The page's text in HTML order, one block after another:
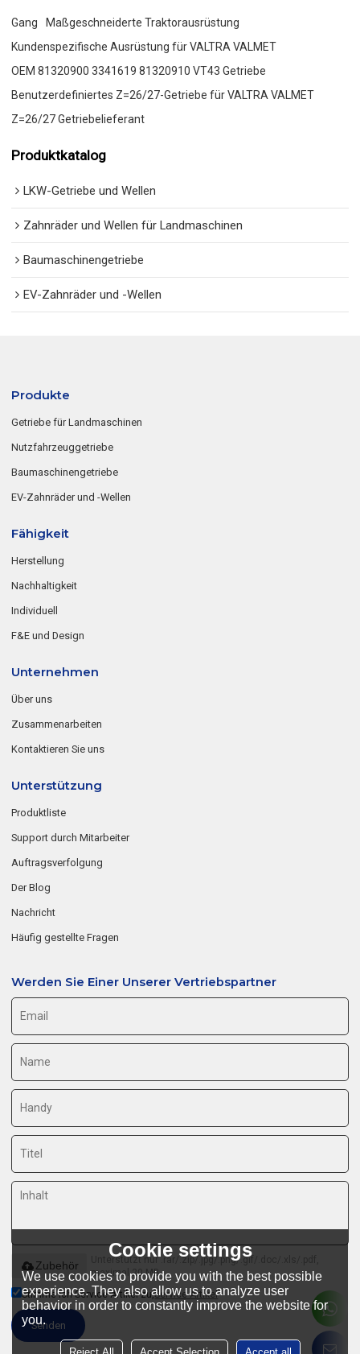
Gang
Maßgeschneiderte Traktorausrüstung
Kundenspezifische Ausrüstung für VALTRA VALMET
OEM 81320900 3341619 81320910 VT43 Getriebe
Benutzerdefiniertes Z=26/27-Getriebe für VALTRA VALMET
Z=26/27 Getriebelieferant
Produktkatalog
LKW-Getriebe und Wellen
Zahnräder und Wellen für Landmaschinen
Baumaschinengetriebe
EV-Zahnräder und -Wellen
Produkte
Getriebe für Landmaschinen
Nutzfahrzeuggetriebe
Baumaschinengetriebe
EV-Zahnräder und -Wellen
Fähigkeit
Herstellung
Nachhaltigkeit
Individuell
F&E und Design
Unternehmen
Über uns
Zusammenarbeiten
Kontaktieren Sie uns
Unterstützung
Produktliste
Support durch Mitarbeiter
Auftragsverfolgung
Der Blog
Nachricht
Häufig gestellte Fragen
Werden Sie Einer Unserer Vertriebspartner
Unterstützt nur .rar/.zip/.jpg/.png/.gif/.doc/.xls/.pdf,
maximal 20 MB
Zubehör
Stimme ich Service-Artikel zu,Service-Artikel
Senden
Cookie settings
We use cookies to provide you with the best possible
experience. They also allow us to analyze user
behavior in order to constantly improve the website for
you.